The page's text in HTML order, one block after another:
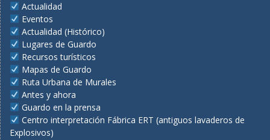
Actualidad
Eventos
Actualidad (Histórico)
Lugares de Guardo
Recursos turísticos
Mapas de Guardo
Ruta Urbana de Murales
Antes y ahora
Guardo en la prensa
Centro interpretación Fábrica ERT (antiguos lavaderos de
Explosivos)